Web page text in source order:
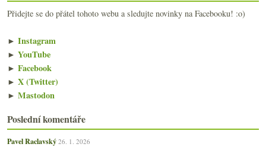
Přidejte se do přátel tohoto webu a sledujte novinky na Facebooku! :o)
► Instagram
► YouTube
► Facebook
► X (Twitter)
► Mastodon
Poslední komentáře
Pavel Raclavský 26. 1. 2026